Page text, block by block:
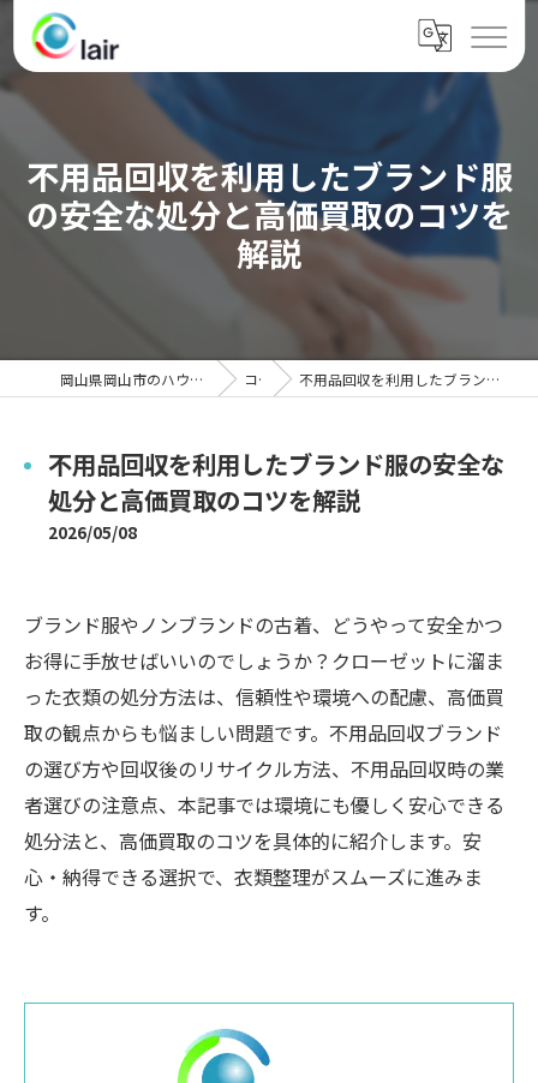
不用品回収を利用したブランド服
の安全な処分と高価買取のコツを
解説
岡山県岡山市のハウスクリーニングならクレール コラム 不用品回収を利用したブランド服の安全な処分と高価買取のコツを解説
不用品回収を利用したブランド服の安全な
処分と高価買取のコツを解説
2026/05/08
ブランド服やノンブランドの古着、どうやって安全かつ
お得に手放せばいいのでしょうか？クローゼットに溜ま
った衣類の処分方法は、信頼性や環境への配慮、高価買
取の観点からも悩ましい問題です。不用品回収ブランド
の選び方や回収後のリサイクル方法、不用品回収時の業
者選びの注意点、本記事では環境にも優しく安心できる
処分法と、高価買取のコツを具体的に紹介します。安
心・納得できる選択で、衣類整理がスムーズに進みま
す。